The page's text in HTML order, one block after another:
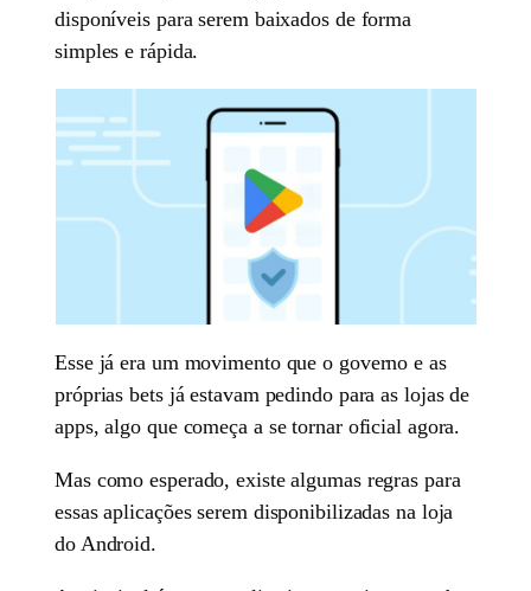
disponíveis para serem baixados de forma
simples e rápida.
Esse já era um movimento que o governo e as
próprias bets já estavam pedindo para as lojas de
apps, algo que começa a se tornar oficial agora.
Mas como esperado, existe algumas regras para
essas aplicações serem disponibilizadas na loja
do Android.